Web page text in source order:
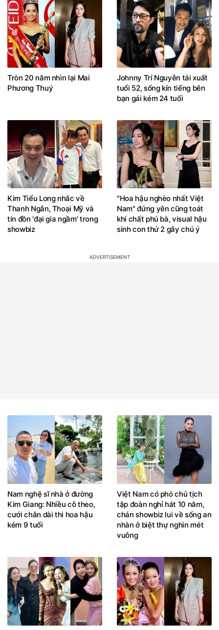
Tròn 20 năm nhìn lại Mai
Phương Thuý
Johnny Trí Nguyễn tái xuất
tuổi 52, sống kín tiếng bên
bạn gái kém 24 tuổi
Kim Tiểu Long nhắc về
Thanh Ngân, Thoại Mỹ và
tin đồn 'đại gia ngầm' trong
showbiz
"Hoa hậu nghèo nhất Việt
Nam" đứng yên cũng toát
khí chất phú bà, visual hậu
sinh con thứ 2 gây chú ý
Nam nghệ sĩ nhà ở đường
Kim Giang: Nhiều cô theo,
cưới chân dài thi hoa hậu
kém 9 tuổi
Việt Nam có phó chủ tịch
tập đoàn nghỉ hát 10 năm,
chán showbiz lui về sống an
nhàn ở biệt thự nghìn mét
vuông